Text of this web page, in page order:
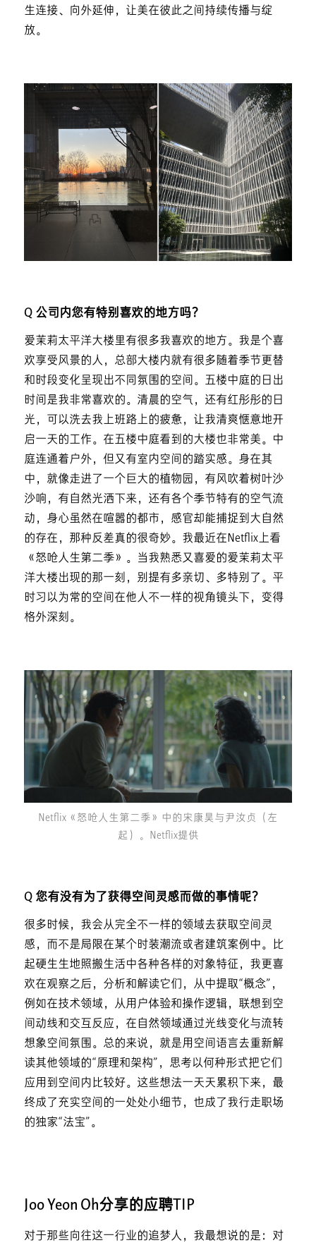
生连接、向外延伸，让美在彼此之间持续传播与绽
放。
Q 公司内您有特别喜欢的地方吗？
爱茉莉太平洋大楼里有很多我喜欢的地方。我是个喜
欢享受风景的人，总部大楼内就有很多随着季节更替
和时段变化呈现出不同氛围的空间。五楼中庭的日出
时间是我非常喜欢的。清晨的空气，还有红彤彤的日
光，可以洗去我上班路上的疲惫，让我清爽惬意地开
启一天的工作。在五楼中庭看到的大楼也非常美。中
庭连通着户外，但又有室内空间的踏实感。身在其
中，就像走进了一个巨大的植物园，有风吹着树叶沙
沙响，有自然光洒下来，还有各个季节特有的空气流
动，身心虽然在喧嚣的都市，感官却能捕捉到大自然
的存在，那种反差真的很奇妙。我最近在Netflix上看
《怒呛人生第二季》。当我熟悉又喜爱的爱茉莉太平
洋大楼出现的那一刻，别提有多亲切、多特别了。平
时习以为常的空间在他人不一样的视角镜头下，变得
格外深刻。
Netflix《怒呛人生第二季》中的宋康昊与尹汝贞（左
起）。Netflix提供
Q 您有没有为了获得空间灵感而做的事情呢？
很多时候，我会从完全不一样的领域去获取空间灵
感，而不是局限在某个时装潮流或者建筑案例中。比
起硬生生地照搬生活中各种各样的对象特征，我更喜
欢在观察之后，分析和解读它们，从中提取“概念”，
例如在技术领域，从用户体验和操作逻辑，联想到空
间动线和交互反应，在自然领域通过光线变化与流转
想象空间氛围。总的来说，就是用空间语言去重新解
读其他领域的“原理和架构”，思考以何种形式把它们
应用到空间内比较好。这些想法一天天累积下来，最
终成了充实空间的一处处小细节，也成了我行走职场
的独家“法宝”。
Joo Yeon Oh分享的应聘TIP
对于那些向往这一行业的追梦人，我最想说的是：对